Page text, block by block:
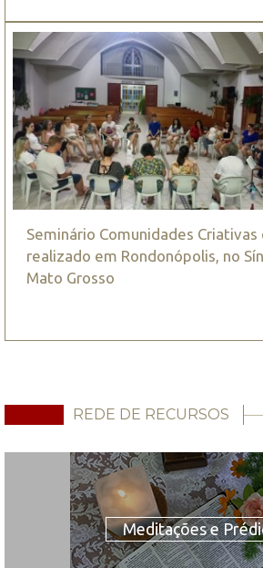
Seminário Comunidades Criativas
realizado em Rondonópolis, no
Mato Grosso
REDE DE RECURSOS
Meditações e